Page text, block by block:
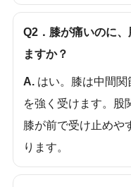
Q2．膝が痛いのに
ますか？
A.はい。膝は中間関
を強く受けます。股
膝が前で受け止めや
ります。